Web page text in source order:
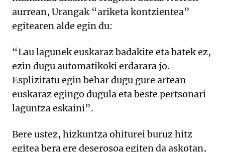
aurrean, Urangak “ariketa kontzientea”
egitearen alde egin du:
“Lau lagunek euskaraz badakite eta batek ez,
ezin dugu automatikoki erdarara jo.
Esplizitatu egin behar dugu gure artean
euskaraz egingo dugula eta beste pertsonari
laguntza eskaini”.
Bere ustez, hizkuntza ohiturei buruz hitz
egitea bera ere deserosoa egiten da askotan,